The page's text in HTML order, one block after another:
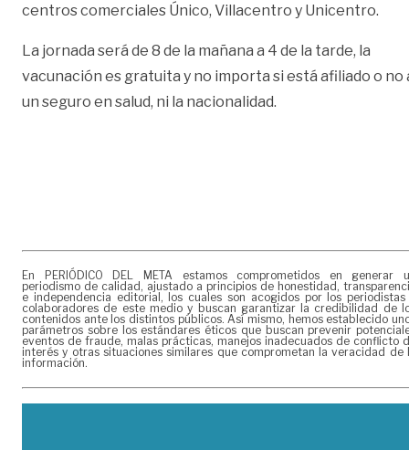
centros comerciales Único, Villacentro y Unicentro.
La jornada será de 8 de la mañana a 4 de la tarde, la
vacunación es gratuita y no importa si está afiliado o no
un seguro en salud, ni la nacionalidad.
En PERIÓDICO DEL META estamos comprometidos en generar
periodismo de calidad, ajustado a principios de honestidad,
e independencia editorial, los cuales son acogidos por los periodistas
colaboradores de este medio y buscan garantizar la credibilidad de
contenidos ante los distintos públicos. Así mismo, hemos establecido
parámetros sobre los estándares éticos que buscan prevenir
eventos de fraude, malas prácticas, manejos inadecuados de conflicto
interés y otras situaciones similares que comprometan la veracidad de
información.